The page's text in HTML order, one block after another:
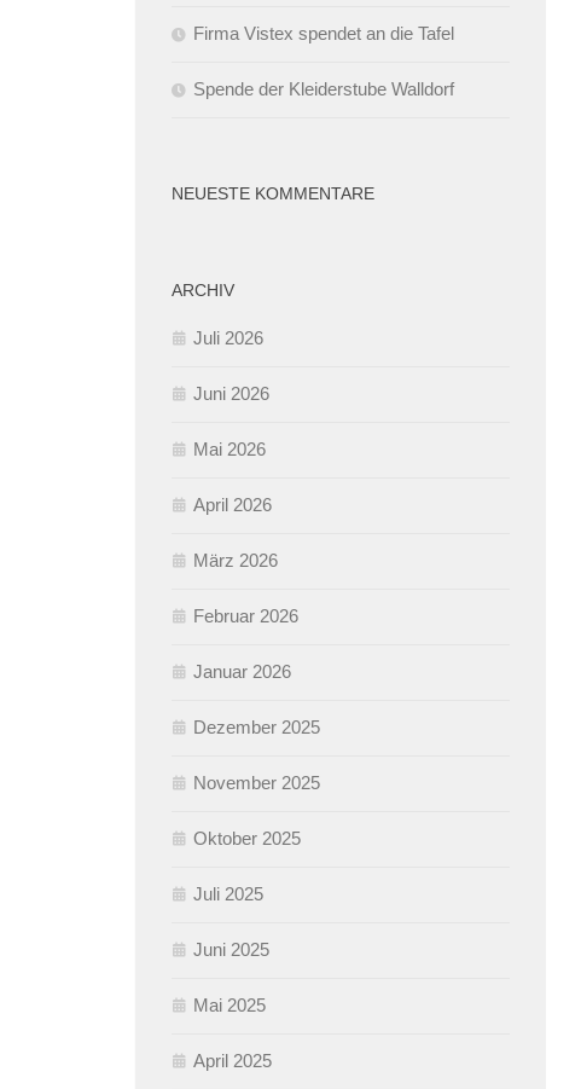
Firma Vistex spendet an die Tafel
Spende der Kleiderstube Walldorf
NEUESTE KOMMENTARE
ARCHIV
Juli 2026
Juni 2026
Mai 2026
April 2026
März 2026
Februar 2026
Januar 2026
Dezember 2025
November 2025
Oktober 2025
Juli 2025
Juni 2025
Mai 2025
April 2025